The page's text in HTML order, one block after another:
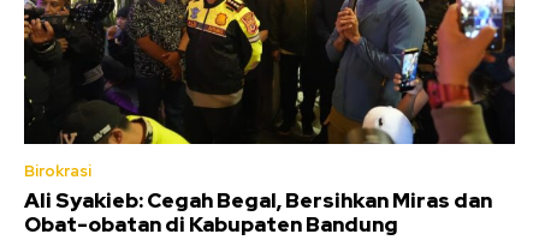
Birokrasi
Ali Syakieb: Cegah Begal, Bersihkan Miras dan
Obat-obatan di Kabupaten Bandung